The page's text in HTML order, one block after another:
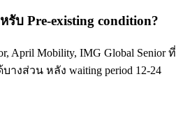
รับ Pre-existing condition?
April Mobility, IMG Global Senior ที่
างส่วน หลัง waiting period 12-24